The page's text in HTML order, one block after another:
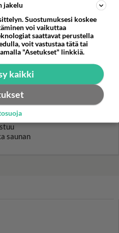
ylläty
saunan
jakelu
Suostumuksesi koskee
voi vaikuttaa
saattavat perustella
voit vastustaa tätä tai
"Asetukset" linkkiä.
kaikki